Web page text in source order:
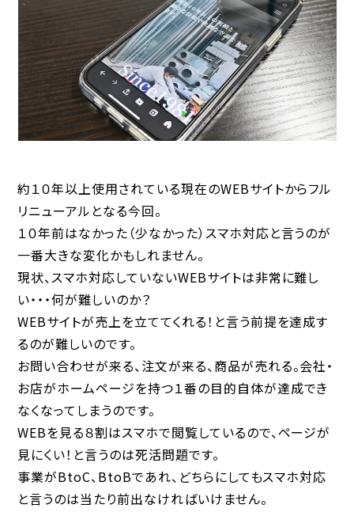
約１０年以上使用されている現在のWEBサイトからフル
リニューアルとなる今回。
１０年前はなかった（少なかった）スマホ対応と言うのが
一番大きな変化かもしれません。
現状、スマホ対応していないWEBサイトは非常に難し
い・・・何が難しいのか？
WEBサイトが売上を立ててくれる！と言う前提を達成す
るのが難しいのです。
お問い合わせが来る、注文が来る、商品が売れる。会社・
お店がホームページを持つ１番の目的自体が達成でき
なくなってしまうのです。
WEBを見る８割はスマホで閲覧しているので、ページが
見にくい！と言うのは死活問題です。
事業がBtoC、BtoBであれ、どちらにしてもスマホ対応
と言うのは当たり前出なければいけません。